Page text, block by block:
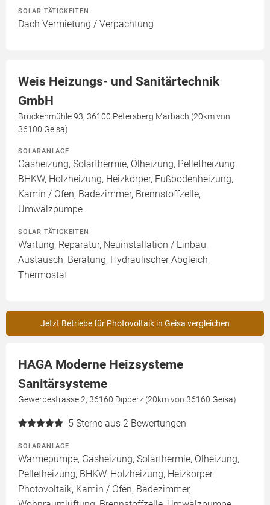
SOLAR TÄTIGKEITEN
Dach Vermietung / Verpachtung
Weis Heizungs- und Sanitärtechnik
GmbH
Brückenmühle 93, 36100 Petersberg Marbach (20km von
36100 Geisa)
SOLARANLAGE
Gasheizung, Solarthermie, Ölheizung, Pelletheizung,
BHKW, Holzheizung, Heizkörper, Fußbodenheizung,
Kamin / Ofen, Badezimmer, Brennstoffzelle,
Umwälzpumpe
SOLAR TÄTIGKEITEN
Wartung, Reparatur, Neuinstallation / Einbau,
Austausch, Beratung, Hydraulischer Abgleich,
Thermostat
Jetzt Betriebe für Photovoltaik in Geisa vergleichen
HAGA Moderne Heizsysteme
Sanitärsysteme
Gewerbestrasse 2, 36160 Dipperz (20km von 36160 Geisa)
5 Sterne aus 2 Bewertungen
SOLARANLAGE
Wärmepumpe, Gasheizung, Solarthermie, Ölheizung,
Pelletheizung, BHKW, Holzheizung, Heizkörper,
Photovoltaik, Kamin / Ofen, Badezimmer,